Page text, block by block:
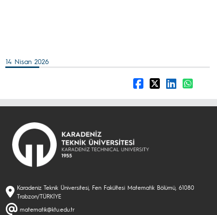
14 Nisan 2026
Karadeniz Teknik Üniversitesi, Fen Fakültesi Matematik Bölümü, 61080
Trabzon/TÜRKİYE
matematik@ktu.edu.tr